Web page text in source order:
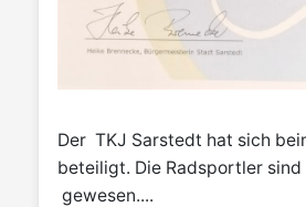
Der TKJ Sarstedt hat sich
beteiligt. Die Radsportler
gewesen....